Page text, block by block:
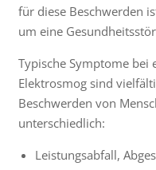
für diese Beschwerden
um eine
Typische Symptome bei
Elektrosmog sind
Beschwerden von
unterschiedlich:
Leistungsabfall,